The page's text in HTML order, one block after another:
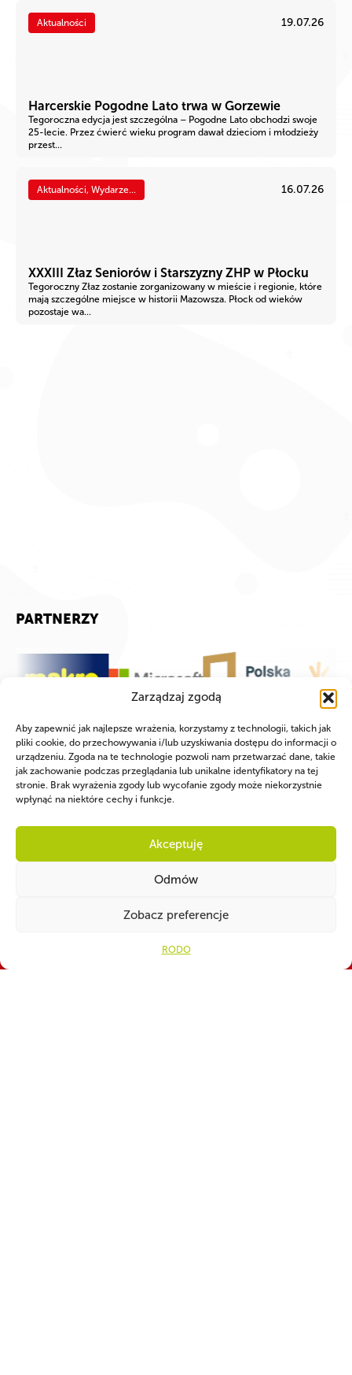
Zarządzaj zgodą
Aby zapewnić jak najlepsze wrażenia, korzystamy z technologii, takich jak
pliki cookie, do przechowywania i/lub uzyskiwania dostępu do informacji o
urządzeniu. Zgoda na te technologie pozwoli nam przetwarzać dane, takie
jak zachowanie podczas przeglądania lub unikalne identyfikatory na tej
stronie. Brak wyrażenia zgody lub wycofanie zgody może niekorzystnie
wpłynąć na niektóre cechy i funkcje.
Akceptuję
Odmów
Zobacz preferencje
RODO
Aktualności 19.07.26
Harcerskie Pogodne Lato trwa w Gorzewie
Tegoroczna edycja jest szczególna – Pogodne Lato obchodzi swoje
25-lecie. Przez ćwierć wieku program dawał dzieciom i młodzieży
przest...
Aktualności, Wydarze... 16.07.26
XXXIII Złaz Seniorów i Starszyzny ZHP w Płocku
Tegoroczny Złaz zostanie zorganizowany w mieście i regionie, które
mają szczególne miejsce w historii Mazowsza. Płock od wieków
pozostaje wa...
PARTNERZY